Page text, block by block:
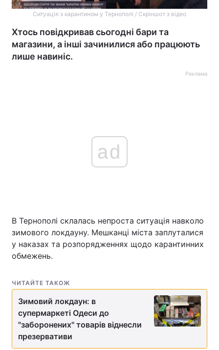
Ситуація з карантином у Тернополі / Скріншот з відео
Хтось повідкривав сьогодні бари та
магазини, а інші зачинилися або працюють
лише навиніс.
Реклама
ad
В Тернополі склалась непроста ситуація навколо
зимового локдауну. Мешканці міста заплуталися
у наказах та розпорядженнях щодо карантинних
обмежень.
ЧИТАЙТЕ ТАКОЖ
Зимовий локдаун: в
супермаркеті Одеси до
"заборонених" товарів віднесли
презервативи